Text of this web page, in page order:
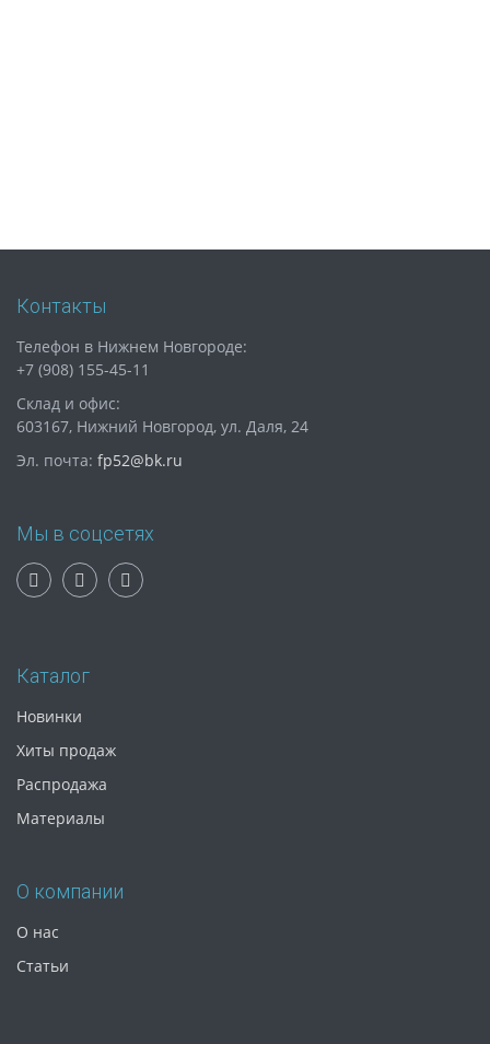
Контакты
Телефон в Нижнем Новгороде:
+7 (908) 155-45-11
Склад и офис:
603167, Нижний Новгород, ул. Даля, 24
Эл. почта: fp52@bk.ru
Мы в соцсетях
Каталог
Новинки
Хиты продаж
Распродажа
Материалы
О компании
О нас
Статьи